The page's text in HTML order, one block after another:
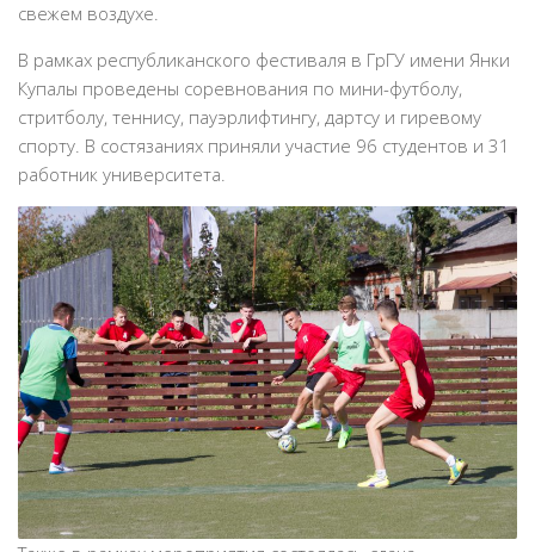
свежем воздухе.
В рамках республиканского фестиваля в ГрГУ имени Янки
Купалы проведены соревнования по мини-футболу,
стритболу, теннису, пауэрлифтингу, дартсу и гиревому
спорту. В состязаниях приняли участие 96 студентов и 31
работник университета.